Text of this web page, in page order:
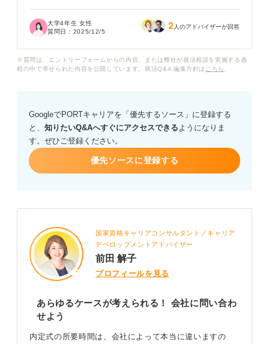
る際の注意点について教えてください。また、自分は地
大学4年生 女性
質問日： 2025/12/5 2 人のアドバイザーが回答
※質問は、エントリーフォームからの内容、または弊社が就活相談を実施する過
程の中で寄せられた内容を公開しています。就活Q&A 編集方針は こちら
GoogleでPORTキャリアを「優先するソース」に登録する
と、 知りたいQ&Aへすぐにアクセスできるようになりま
す。ぜひご登録ください。
優先ソースに登録する
国家資格キャリアコンサルタント／キャリア
デベロップメントアドバイザー
前田 解子
プロフィールを見る
あらゆるケースが考えられる！ 会社に問い合わ
せよう
内定式の所要時間は、会社によって本当に違いますの